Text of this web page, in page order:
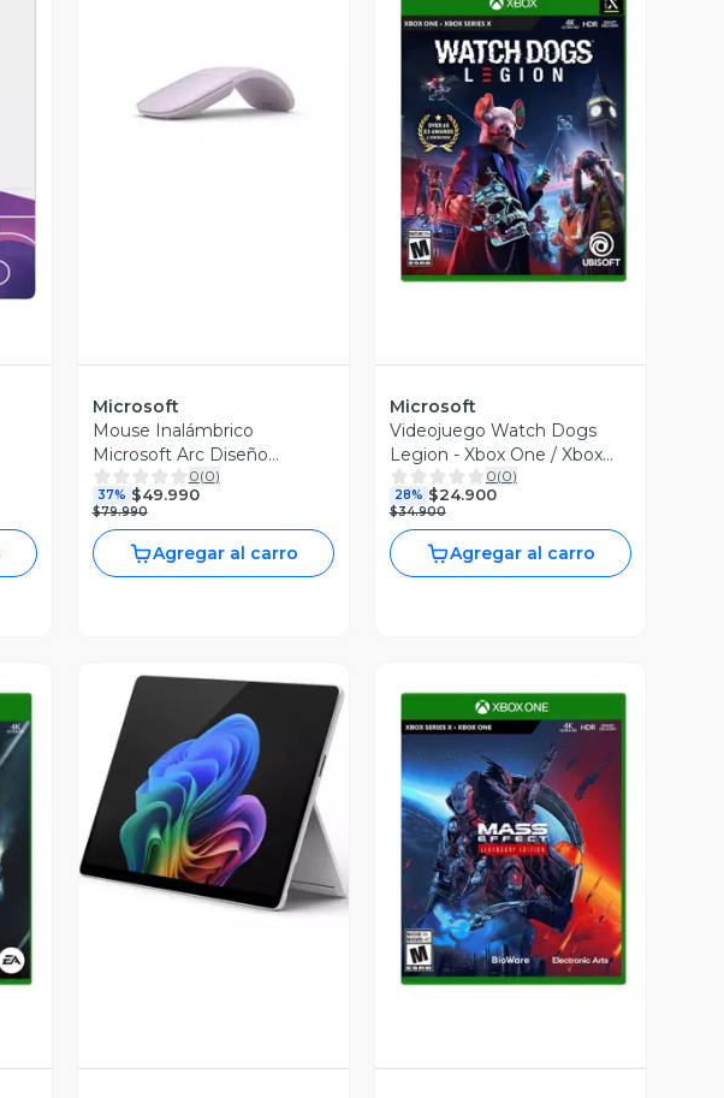
Vista Previa
Microsoft
Mouse Inalámbrico
Microsoft Arc Diseño
Plegable y Ergonómico
Conexión Bluetooth Color
0(0)
37% $49.990
$79.990
Agregar al carro
Vista Previa
Microsoft
Videojuego Watch Dogs
Legion - Xbox One / Xbox
Series X
0(0)
28% $24.900
$34.900
Agregar al carro
Vista Previa
Vista Previa